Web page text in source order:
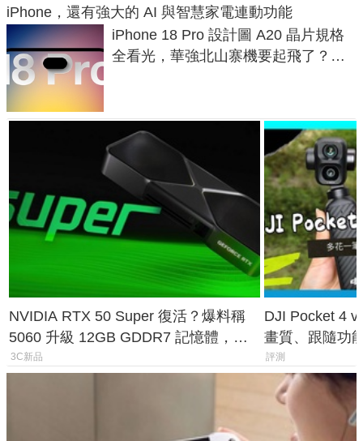
iPhone，還有強大的 AI 與智慧家電連動功能
iPhone 18 Pro 設計圖 A20 晶片規格
全看光，華強北山寨機要起飛了？專
NVIDIA RTX 50 Super 復活？爆料稱
5060 升級 12GB GDDR7 記憶體，這
次規格終於不擠牙膏
3C新品
DJI Pocket 4
畫質、跟隨功
一次看懂兩台
評測